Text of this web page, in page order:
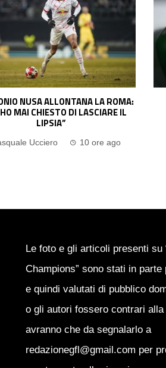
INTER, CHIVU: “AL MOMENTO LA
PREOCCUPAZIONE PRINCIPALE È
L’INTEGRITÀ DEI GIOCATORI”
Pasquale Ucciero 1 giorno ago
Le foto e gli articoli presenti su
Champions” sono stati in
e quindi valutati di pubblico
o gli autori fossero contrari
avranno che da segnalarlo a
redazionegfl@gmail.com per